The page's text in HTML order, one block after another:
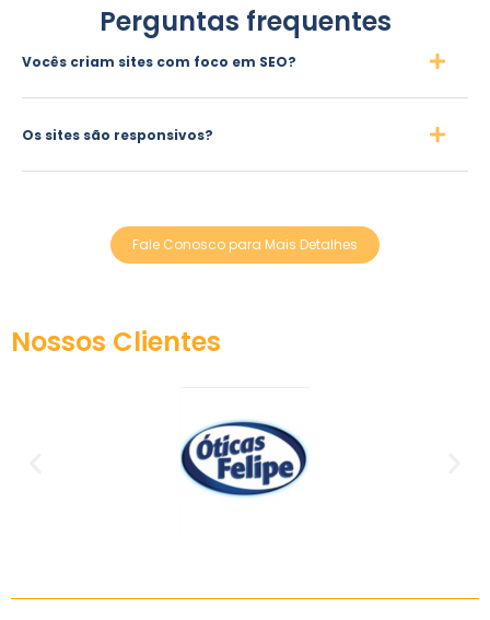
Perguntas frequentes
Vocês criam sites com foco em SEO?
Os sites são responsivos?
Fale Conosco para Mais Detalhes
Nossos Clientes